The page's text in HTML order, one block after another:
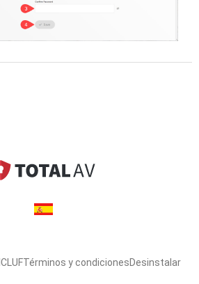
CLUFTérminos y condicionesDesinstalar